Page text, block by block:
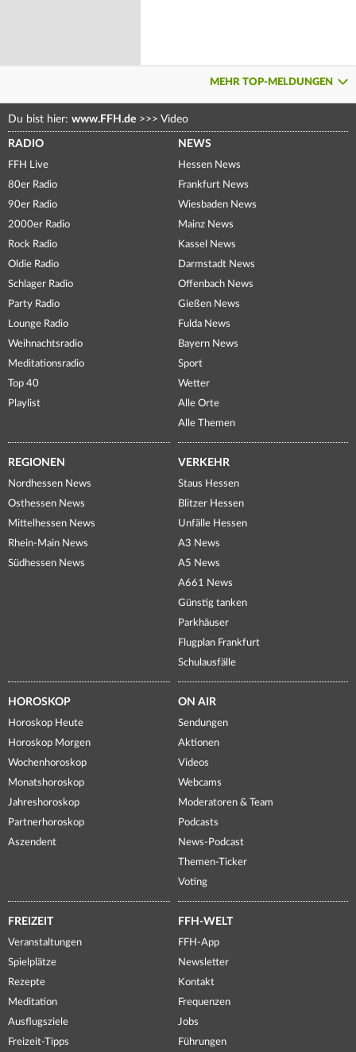
MEHR TOP-MELDUNGEN
Du bist hier: www.FFH.de >>> Video
RADIO
FFH Live
80er Radio
90er Radio
2000er Radio
Rock Radio
Oldie Radio
Schlager Radio
Party Radio
Lounge Radio
Weihnachtsradio
Meditationsradio
Top 40
Playlist
NEWS
Hessen News
Frankfurt News
Wiesbaden News
Mainz News
Kassel News
Darmstadt News
Offenbach News
Gießen News
Fulda News
Bayern News
Sport
Wetter
Alle Orte
Alle Themen
REGIONEN
Nordhessen News
Osthessen News
Mittelhessen News
Rhein-Main News
Südhessen News
VERKEHR
Staus Hessen
Blitzer Hessen
Unfälle Hessen
A3 News
A5 News
A661 News
Günstig tanken
Parkhäuser
Flugplan Frankfurt
Schulausfälle
HOROSKOP
Horoskop Heute
Horoskop Morgen
Wochenhoroskop
Monatshoroskop
Jahreshoroskop
Partnerhoroskop
Aszendent
ON AIR
Sendungen
Aktionen
Videos
Webcams
Moderatoren & Team
Podcasts
News-Podcast
Themen-Ticker
Voting
FREIZEIT
Veranstaltungen
Spielplätze
Rezepte
Meditation
Ausflugsziele
Freizeit-Tipps
FFH-WELT
FFH-App
Newsletter
Kontakt
Frequenzen
Jobs
Führungen